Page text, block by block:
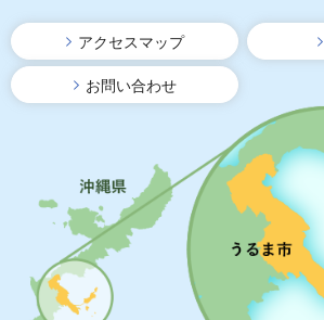
アクセスマップ
お問い合わせ